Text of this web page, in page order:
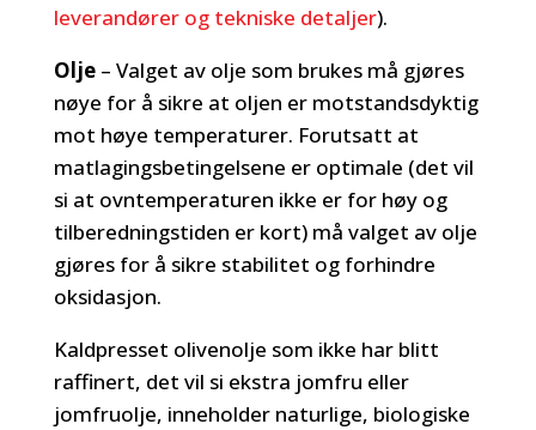
leverandører og tekniske detaljer).
Olje– Valget av olje som brukes må gjøres
nøye for å sikre at oljen er motstandsdyktig
mot høye temperaturer. Forutsatt at
matlagingsbetingelsene er optimale (det vil
si at ovntemperaturen ikke er for høy og
tilberedningstiden er kort) må valget av olje
gjøres for å sikre stabilitet og forhindre
oksidasjon.
Kaldpresset olivenolje som ikke har blitt
raffinert, det vil si ekstra jomfru eller
jomfruolje, inneholder naturlige, biologiske